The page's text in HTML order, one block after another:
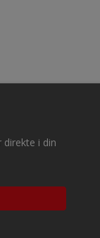
direkte i din